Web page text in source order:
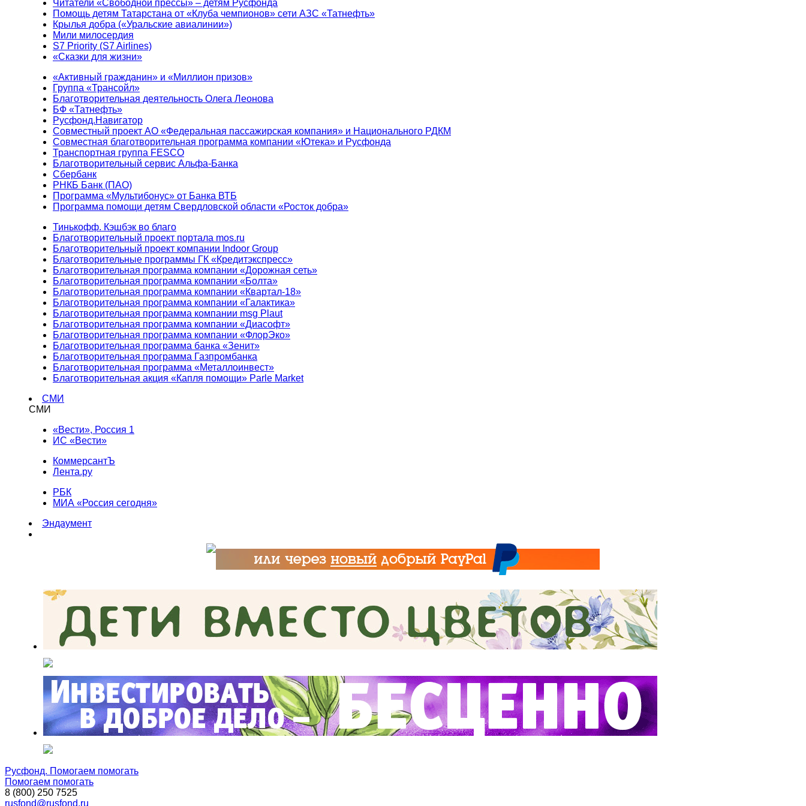
Читатели «Свободной прессы» – детям Русфонда
Помощь детям Татарстана от «Клуба чемпионов» сети АЗС «Татнефть»
Крылья добра («Уральские авиалинии»)
Мили милосердия
S7 Priority (S7 Airlines)
«Сказки для жизни»
«Активный гражданин» и «Миллион призов»
Группа «Трансойл»
Благотворительная деятельность Олега Леонова
БФ «Татнефть»
Русфонд.Навигатор
Совместный проект АО «Федеральная пассажирская компания» и Национального РДКМ
Совместная благотворительная программа компании «Ютека» и Русфонда
Транспортная группа FESCO
Благотворительный сервис Альфа-Банка
Сбербанк
РНКБ Банк (ПАО)
Программа «Мультибонус» от Банка ВТБ
Программа помощи детям Свердловской области «Росток добра»
Тинькофф. Кэшбэк во благо
Благотворительный проект портала mos.ru
Благотворительный проект компании Indoor Group
Благотворительные программы ГК «Кредитэкспресс»
Благотворительная программа компании «Дорожная сеть»
Благотворительная программа компании «Болта»
Благотворительная программа компании «Квартал-18»
Благотворительная программа компании «Галактика»
Благотворительная программа компании msg Plaut
Благотворительная программа компании «Диасофт»
Благотворительная программа компании «ФлорЭко»
Благотворительная программа банка «Зенит»
Благотворительная программа Газпромбанка
Благотворительная программа «Металлоинвест»
Благотворительная акция «Капля помощи» Parle Market
СМИ
СМИ
«Вести», Россия 1
ИС «Вести»
КоммерсантЪ
Лента.ру
РБК
МИА «Россия сегодня»
Эндаумент
Русфонд. Помогаем помогать
Помогаем помогать
8 (800) 250 7525
rusfond@rusfond.ru